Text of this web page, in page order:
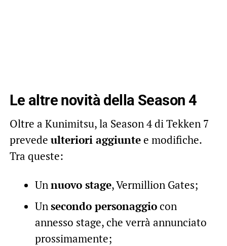
Le altre novità della Season 4
Oltre a Kunimitsu, la Season 4 di Tekken 7
prevede ulteriori aggiuntee modifiche.
Tra queste:
Unnuovo stage, Vermillion Gates;
Unsecondo personaggiocon
annesso stage, che verrà annunciato
prossimamente;